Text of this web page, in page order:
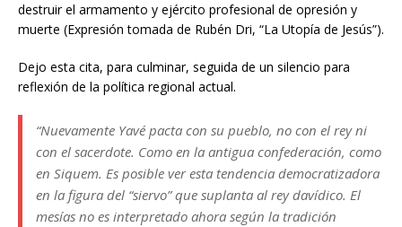
destruir el armamento y ejército profesional de opresión y
muerte (Expresión tomada de Rubén Dri, “La Utopía de Jesús”).
Dejo esta cita, para culminar, seguida de un silencio para
reflexión de la política regional actual.
“Nuevamente Yavé pacta con su pueblo, no con el rey ni
con el sacerdote. Como en la antigua confederación, como
en Siquem. Es posible ver esta tendencia democratizadora
en la figura del “siervo” que suplanta al rey davídico. El
mesías no es interpretado ahora según la tradición